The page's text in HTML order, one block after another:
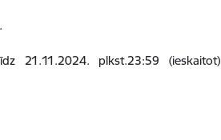
21.11.2024. plkst.23:59 (ieskaitot)